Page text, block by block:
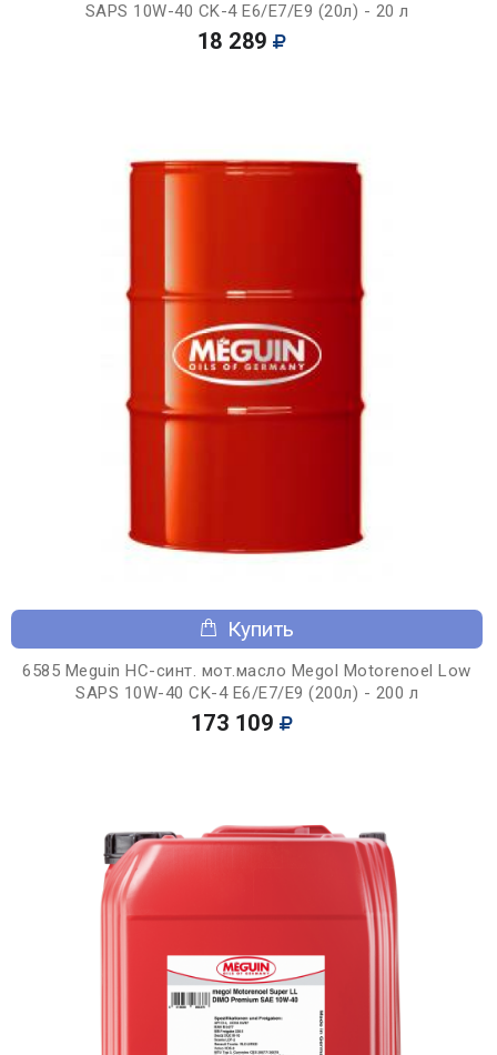
SAPS 10W-40 CK-4 E6/E7/E9 (20л) - 20 л
18 289
Купить
6585 Meguin НС-синт. мот.масло Megol Motorenoel Low
SAPS 10W-40 CK-4 E6/E7/E9 (200л) - 200 л
173 109